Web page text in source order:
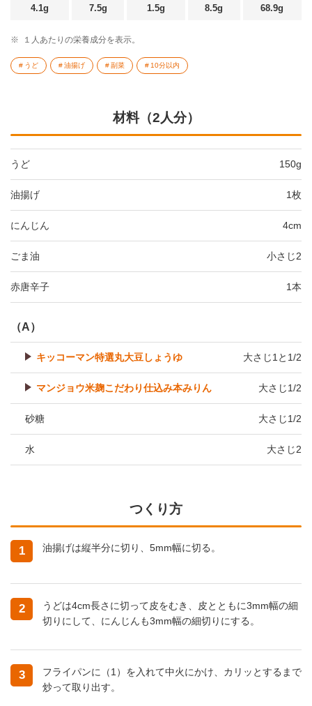
4.1g 7.5g 1.5g 8.5g 68.9g
※ １人あたりの栄養成分を表示。
うど 油揚げ 副菜 10分以内
材料（2人分）
うど 150g
油揚げ 1枚
にんじん 4cm
ごま油 小さじ2
赤唐辛子 1本
（A）
キッコーマン特選丸大豆しょうゆ 大さじ1と1/2
マンジョウ米麹こだわり仕込み本みりん 大さじ1/2
砂糖 大さじ1/2
水 大さじ2
つくり方
1 油揚げは縦半分に切り、5mm幅に切る。
2
うどは4cm長さに切って皮をむき、皮とともに3mm幅の細
切りにして、にんじんも3mm幅の細切りにする。
3
フライパンに（1）を入れて中火にかけ、カリッとするまで
炒って取り出す。